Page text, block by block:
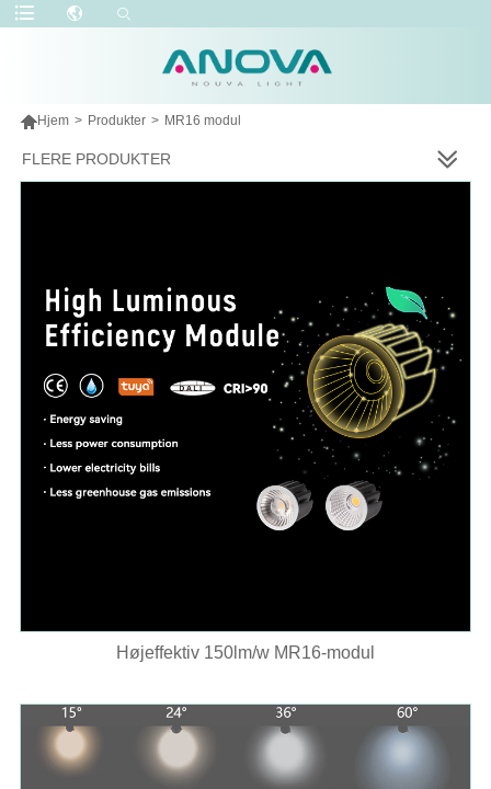
Hjem > Produkter > MR16 modul
FLERE PRODUKTER
Højeffektiv 150lm/w MR16-modul